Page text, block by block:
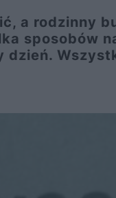
a rodzinny
sposobów
dzień.